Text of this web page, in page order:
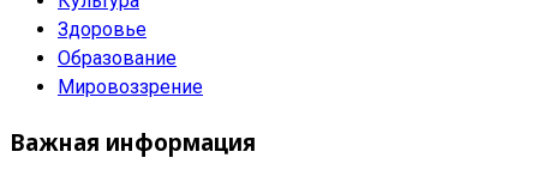
Здоровье
Образование
Мировоззрение
Важная информация